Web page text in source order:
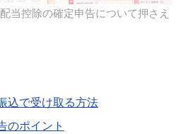
当控除の確定申告について押さえ
込で受け取る方法
のポイント